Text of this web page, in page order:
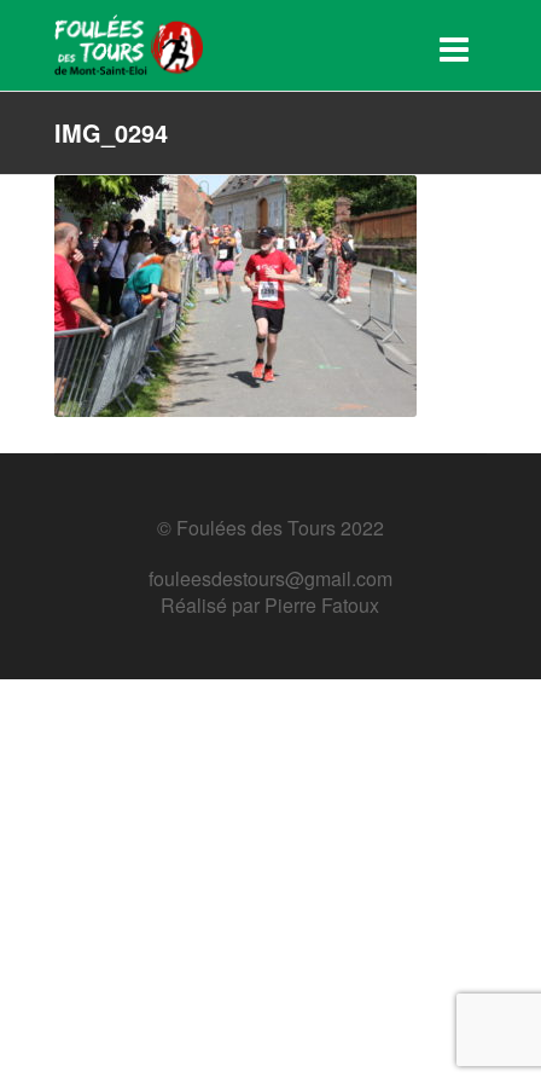
IMG_0294
© Foulées des Tours 2022
fouleesdestours@gmail.com
Réalisé par Pierre Fatoux